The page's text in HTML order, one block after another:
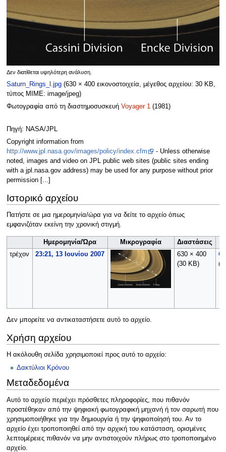
Δεν διατίθεται υψηλότερη ανάλυση.
Saturn_Rings_l.jpg (630 × 400 εικονοστοιχεία, μέγεθος αρχείου: 30 KB,
τύπος MIME: image/jpeg)
Φωτογραφία από τη διαστημοσυσκευή Voyager 1(1981)
Πηγή: NASA/JPL
Copyright information from
http://www.jpl.nasa.gov/images/policy/index.cfm
- Unless otherwise
noted, images and video on JPL public web sites (public sites ending
with a jpl.nasa.gov address) may be used for any purpose without prior
permission [...]
Ιστορικό αρχείου
Πατήστε σε μια ημερομηνία/ώρα για να δείτε το αρχείο όπως
εμφανιζόταν εκείνη την χρονική στιγμή.
Ημερομηνία/Ώρα Μικρογραφία
Διαστάσεις
τρέχον
23:21, 13 Ιουνίου 2007
630 × 400
(30 KB)
(
Δεν μπορείτε να αντικαταστήσετε αυτό το αρχείο.
Χρήση αρχείου
Η ακόλουθη σελίδα χρησιμοποιεί προς αυτό το αρχείο:
Δακτύλιοι Κρόνου
Μεταδεδομένα
Αυτό το αρχείο περιέχει πρόσθετες πληροφορίες, που πιθανόν
προστέθηκαν από την ψηφιακή φωτογραφική μηχανή ή τον σαρωτή που
χρησιμοποιήθηκε για την δημιουργία ή την ψηφιοποίησή του. Αν το
αρχείο έχει τροποποιηθεί από την αρχική του κατάσταση, ορισμένες
λεπτομέρειες πιθανόν να μην αντιστοιχούν πλήρως στο τροποποιημένο
αρχείο.